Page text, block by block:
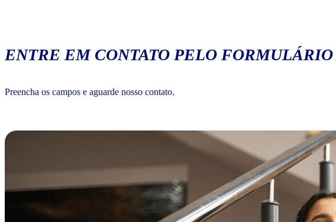
ENTRE EM CONTATO PELO
Preencha os campos e aguarde nosso contato.